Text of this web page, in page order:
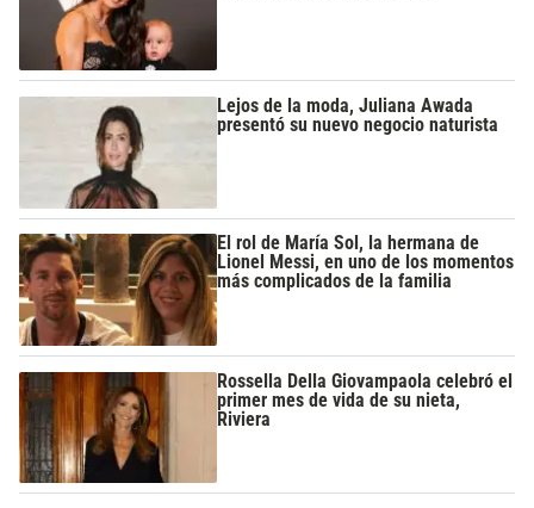
Lejos de la moda, Juliana Awada
presentó su nuevo negocio naturista
El rol de María Sol, la hermana de
Lionel Messi, en uno de los momentos
más complicados de la familia
Rossella Della Giovampaola celebró el
primer mes de vida de su nieta,
Riviera